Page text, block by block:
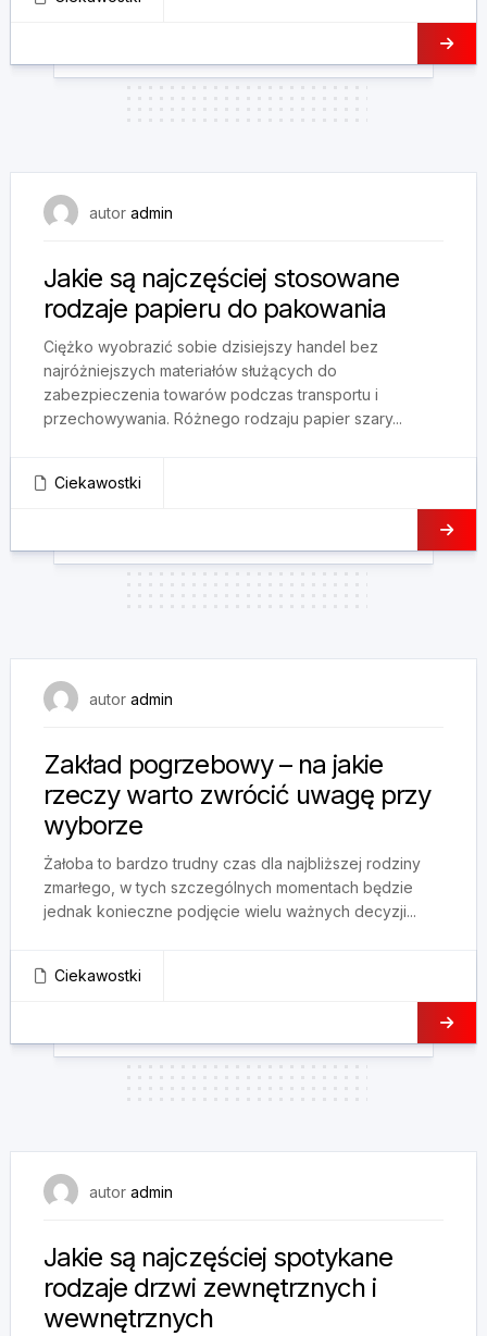
autor admin
Jakie są najczęściej stosowane
rodzaje papieru do pakowania
Ciężko wyobrazić sobie dzisiejszy handel bez
najróżniejszych materiałów służących do
zabezpieczenia towarów podczas transportu i
przechowywania. Różnego rodzaju papier szary...
Ciekawostki
autor admin
Zakład pogrzebowy – na jakie
rzeczy warto zwrócić uwagę przy
wyborze
Żałoba to bardzo trudny czas dla najbliższej rodziny
zmarłego, w tych szczególnych momentach będzie
jednak konieczne podjęcie wielu ważnych decyzji...
Ciekawostki
autor admin
Jakie są najczęściej spotykane
rodzaje drzwi zewnętrznych i
wewnętrznych